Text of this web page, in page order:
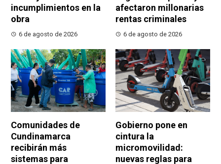
incumplimientos en la
obra
6 de agosto de 2026
afectaron millonarias
rentas criminales
6 de agosto de 2026
Comunidades de
Cundinamarca
recibirán más
sistemas para
Gobierno pone en
cintura la
micromovilidad:
nuevas reglas para